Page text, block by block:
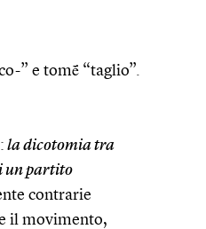
” e tomḗ “taglio”.
la dicotomia tra
un partito
contrarie
il movimento,